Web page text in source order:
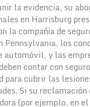
la evidencia, su
en Harrisburg
la compañía de
Pennsylvania, los
automóvil, y las
contar con
para cubrir las
Si su reclamación
(por ejemplo, en